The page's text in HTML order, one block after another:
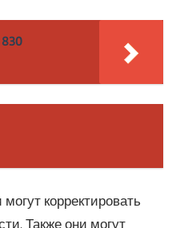
корректировать
Также они могут